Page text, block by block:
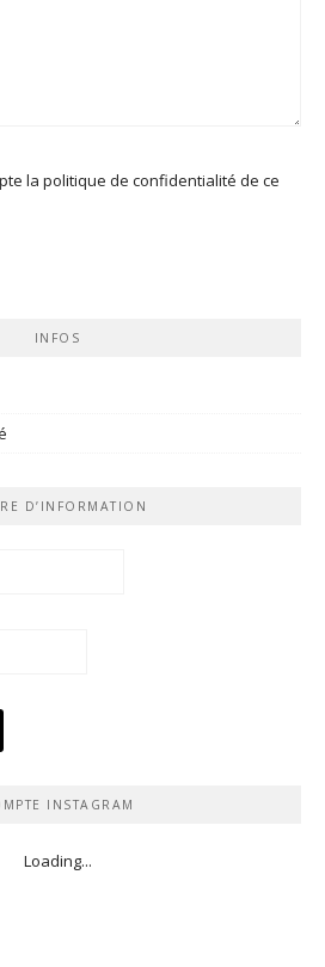
la politique de confidentialité de ce
INFOS
D’INFORMATION
INSTAGRAM
Loading...